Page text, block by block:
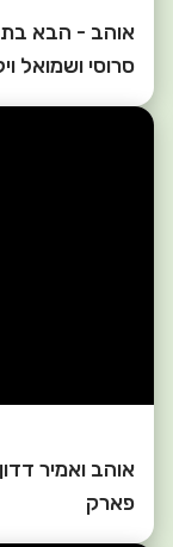
אוהב - הבא
סרוסי ושמואל
אוהב ואמיר
פארק